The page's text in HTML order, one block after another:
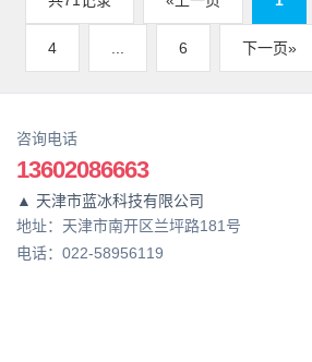
4 6 下一页»
咨询电话
13602086663
▲ 天津市蓝冰科技有限公司
地址：天津市南开区兰坪路181号
电话：022-58956119